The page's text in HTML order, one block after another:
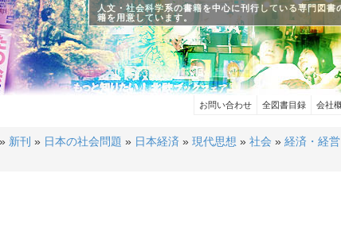
人文・社会科学系の書籍を中心に刊行している専門図
籍を用意しています。
お問い合わせ 全図書目録 会社
新刊 » 日本の社会問題 » 日本経済 » 現代思想 » 社会 » 経済・経営